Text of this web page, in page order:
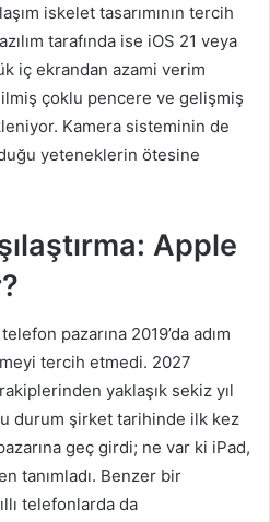
iskelet tasarımının tercih
tarafında ise iOS 21 veya
iç ekrandan azami verim
çoklu pencere ve gelişmiş
Kamera sisteminin de
yeteneklerin ötesine
Apple
pazarına 2019’da adım
tercih etmedi. 2027
yaklaşık sekiz yıl
durum şirket tarihinde ilk kez
geç girdi; ne var ki iPad,
tanımladı. Benzer bir
telefonlarda da